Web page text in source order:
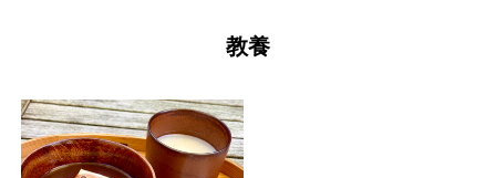
教養